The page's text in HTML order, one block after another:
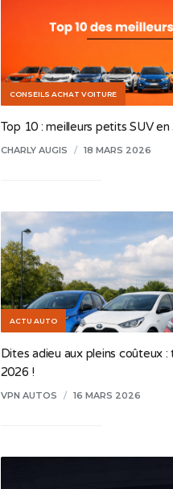
CONSEILS ACHAT VOITURE
Top 10 : meilleurs petits SUV
CHARLY AUGIS / 18 MARS 2026
ACTU AUTO
Dites adieu aux pleins coûteux
2026 !
VPN AUTOS / 16 MARS 2026